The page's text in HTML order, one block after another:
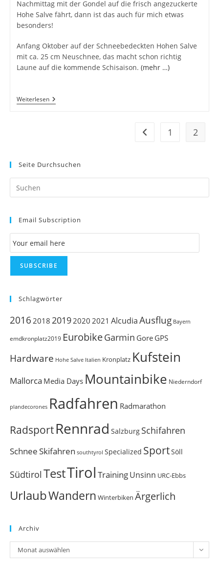
Nachmittag mit der Gondel auf die frisch angezuckerte
Hohe Salve fährt, dann ist das auch für mich etwas
besonders!
Anfang Oktober auf der Schneebedeckten Hohen Salve
mit ca. 25 cm Neuschnee, das macht schon richtig
Laune auf die kommende Schisaison. (mehr …)
WeiterlesenDer
Erste
Zur vorherigen Seite
1 2
Seite Durchsuchen
Email Subscription
Email Subscription
SUBSCRIBE
Schlagwörter
2016 2018 20192020 2021 AlcudiaAusflug Bayern
emdkronplatz2019 EurobikeGarmin Gore GPS
Hardware Hohe Salve Italien Kronplatz Kufstein
Mallorca Media Days Mountainbike Niederndorf
plandecorones Radfahren Radmarathon
RadsportRennrad Salzburg Schifahren
Schnee Skifahren southtyrol Specialized SportSöll
Südtirol TestTirol TrainingUnsinn URC-Ebbs
UrlaubWandern Winterbiken Ärgerlich
Archiv
Archiv
Monat auswählen